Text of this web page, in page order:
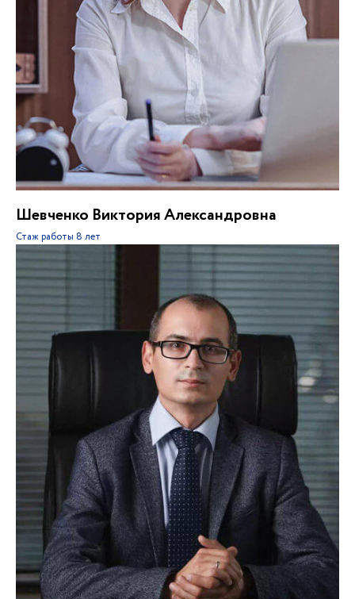
Шевченко Виктория Александровна
Стаж работы 8 лет